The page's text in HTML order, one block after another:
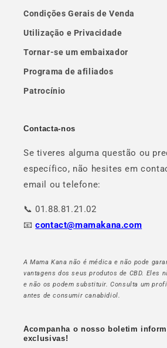
Condições Gerais de Venda
Utilização e Privacidade
Tornar-se um embaixador
Programa de afiliados
Patrocínio
Contacta-nos
Se tiveres alguma questão ou
específico, não hesites em
email ou telefone:
📞 01.88.81.21.02
📧contact@mamakana.com
A Mama Kana não é médica e não pode
vantagens dos seus produtos de CBD. Eles
e não os podem substituir. Consulta um
antes de consumir canabidiol.
Acompanha o nosso boletim
exclusivas!